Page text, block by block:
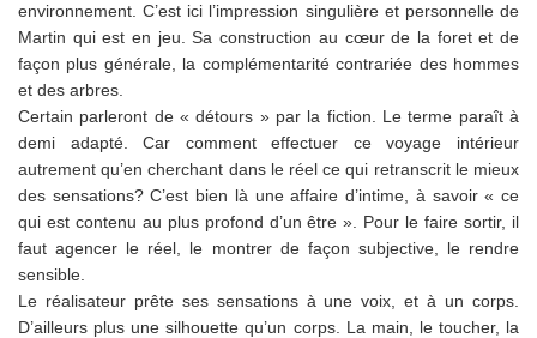
environnement. C’est ici l’impression singulière et personnelle de
Martin qui est en jeu. Sa construction au cœur de la foret et de
façon plus générale, la complémentarité contrariée des hommes
et des arbres.
Certain parleront de « détours » par la fiction. Le terme paraît à
demi adapté. Car comment effectuer ce voyage intérieur
autrement qu’en cherchant dans le réel ce qui retranscrit le mieux
des sensations? C’est bien là une affaire d’intime, à savoir « ce
qui est contenu au plus profond d’un être ». Pour le faire sortir, il
faut agencer le réel, le montrer de façon subjective, le rendre
sensible.
Le réalisateur prête ses sensations à une voix, et à un corps.
D’ailleurs plus une silhouette qu’un corps. La main, le toucher, la